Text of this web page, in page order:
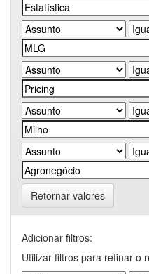
Retornar valores
Adicionar filtros:
Utilizar filtros para refinar o